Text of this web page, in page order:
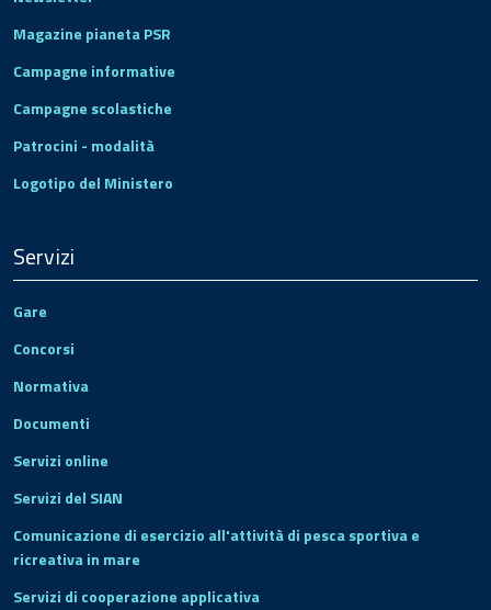
Magazine pianeta PSR
Campagne informative
Campagne scolastiche
Patrocini - modalità
Logotipo del Ministero
Servizi
Gare
Concorsi
Normativa
Documenti
Servizi online
Servizi del SIAN
Comunicazione di esercizio all'attività di pesca sportiva e
ricreativa in mare
Servizi di cooperazione applicativa